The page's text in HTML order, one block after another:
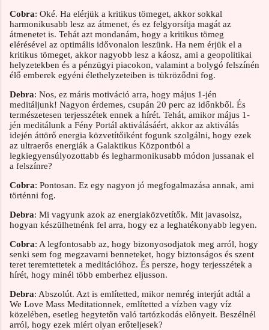
Cobra: Oké. Ha elérjük a kritikus tömeget, akkor sokkal
harmonikusabb lesz az átmenet, és ez felgyorsítja magát az
átmenetet is. Tehát azt mondanám, hogy a kritikus tömeg
elérésével az optimális idővonalon leszünk. Ha nem érjük el a
kritikus tömeget, akkor nagyobb lesz a káosz, ami a geopolitikai
helyzetekben és a pénzügyi piacokon, valamint a bolygó felszínén
élő emberek egyéni élethelyzeteiben is tükröződni fog.
Debra: Nos, ez máris motiváció arra, hogy május 1-jén
meditáljunk! Nagyon érdemes, csupán 20 perc az időnkből. És
természetesen terjesszétek ennek a hírét. Tehát, amikor május 1-
jén meditálunk a Fény Portál aktiválásáért, akkor az aktiválás
idején áttörő energia közvetítőiként fogunk szolgálni, hogy ezek
az ultraerős energiák a Galaktikus Központból a
legkiegyensúlyozottabb és legharmonikusabb módon jussanak el
a felszínre?
Cobra: Pontosan. Ez egy nagyon jó megfogalmazása annak, ami
történni fog.
Debra: Mi vagyunk azok az energiaközvetítők. Mit javasolsz,
hogyan készülhetnénk fel arra, hogy ez a leghatékonyabb legyen.
Cobra: A legfontosabb az, hogy bizonyosodjatok meg arról, hogy
senki sem fog megzavarni benneteket, hogy biztonságos és szent
teret teremtettetek a meditációhoz. És persze, hogy terjesszétek a
hírét, hogy minél több emberhez eljusson.
Debra: Abszolút. Azt is említetted, mikor nemrég interjút adtál a
We Love Mass Meditationnek, említetted a vízben vagy víz
közelében, esetleg hegytetőn való tartózkodás előnyeit. Beszélnél
arról, hogy ezek miért olyan erőteljesek?